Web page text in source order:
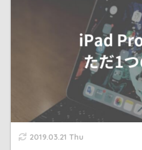
2019.03.21 Thu